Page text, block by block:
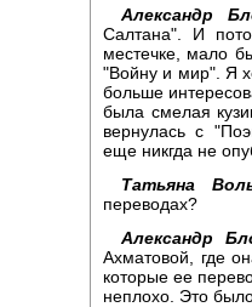
Александр
Салтана". И
местечке, мало
"Войну и мир". Я
больше
была смелая
вернулась с
еще никгда не
Татьяна
переводах?
Александр
Ахматовой, где
которые ее
неплохо. Это